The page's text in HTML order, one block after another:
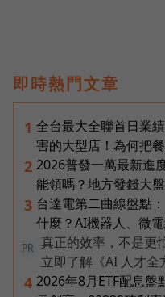
即時熱門文章
1 全台最大全聯首日業
害的大型店！為何把
2 2026普發一萬最新進
能領嗎？地方發錢大
3 台達電第二曲線盤點
什麼？AI機器人、微
PR
真正的效率，不是更
立即了解《AI 人才全
4 2026年8月ETF配息盤